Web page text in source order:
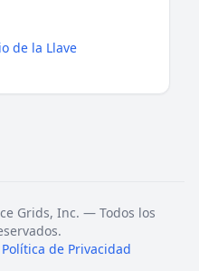
de la Llave
Grids, Inc. — Todos los
Política de Privacidad